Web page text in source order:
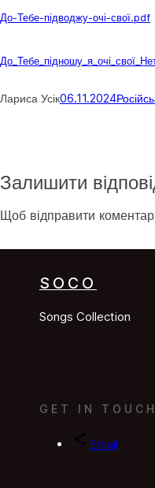
До-Тебе-підводжу-очі-свої.pdf
Лариса Усік06.11.2024
Залишити
Щоб відправити
SOCO
Songs Collection
GET IN TOUCH
Email